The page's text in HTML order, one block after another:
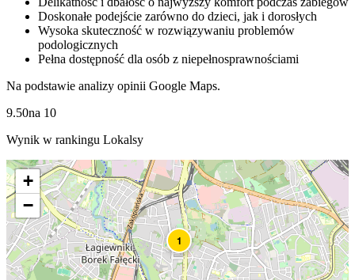
Doskonałe podejście zarówno do dzieci, jak i dorosłych
Wysoka skuteczność w rozwiązywaniu problemów
podologicznych
Pełna dostępność dla osób z niepełnosprawnościami
Na podstawie analizy opinii Google Maps.
9.50na 10
Wynik w rankingu Lokalsy
1
+
−